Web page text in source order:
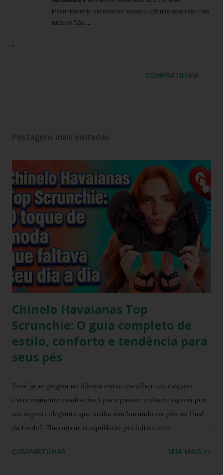
Recentemente um enorme macaco colorido apareceu nas
ruas de São ...
"
COMPARTILHAR
Postagens mais visitadas
Chinelo Havaianas Top
Scrunchie: O guia completo de
estilo, conforto e tendência para
seus pés
Você já se pegou no dilema entre escolher um calçado
extremamente confortável para passar o dia ou optou por
um sapato elegante que acaba machucando os pés ao final
da tarde? Encontrar o equilíbrio perfeito entre
costumava ser um desafio na moda feminina e urbana.
COMPARTILHAR LEIA MAIS >>